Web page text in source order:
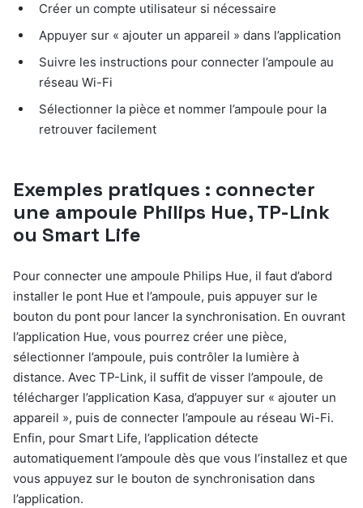
Créer un compte utilisateur si nécessaire
Appuyer sur « ajouter un appareil » dans l’application
Suivre les instructions pour connecter l’ampoule au
réseau Wi-Fi
Sélectionner la pièce et nommer l’ampoule pour la
retrouver facilement
Exemples pratiques : connecter
une ampoule Philips Hue, TP-Link
ou Smart Life
Pour connecter une ampoule Philips Hue, il faut d’abord
installer le pont Hue et l’ampoule, puis appuyer sur le
bouton du pont pour lancer la synchronisation. En ouvrant
l’application Hue, vous pourrez créer une pièce,
sélectionner l’ampoule, puis contrôler la lumière à
distance. Avec TP-Link, il suffit de visser l’ampoule, de
télécharger l’application Kasa, d’appuyer sur « ajouter un
appareil », puis de connecter l’ampoule au réseau Wi-Fi.
Enfin, pour Smart Life, l’application détecte
automatiquement l’ampoule dès que vous l’installez et que
vous appuyez sur le bouton de synchronisation dans
l’application.